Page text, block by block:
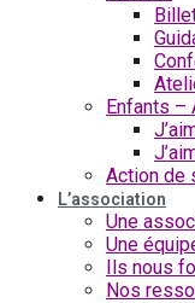
Enfants –
Action de
L’association
Une
Une
Ils nous
Nos